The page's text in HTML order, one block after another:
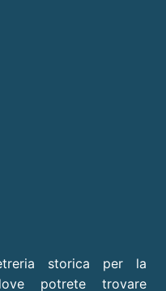
storica per la
potrete trovare